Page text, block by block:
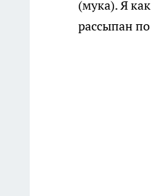
(мука). Я
рассыпан